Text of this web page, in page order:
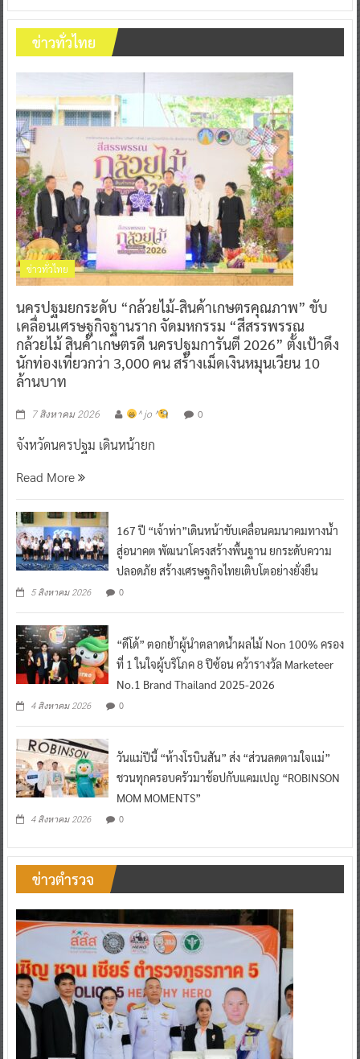
ข่าวทั่วไทย
ข่าวทั่วไทย
นครปฐมยกระดับ “กล้วยไม้-สินค้าเกษตรคุณภาพ” ขับ
เคลื่อนเศรษฐกิจฐานราก จัดมหกรรม “สีสรรพรรณ
กล้วยไม้ สินค้าเกษตรดี นครปฐมการันตี 2026” ตั้งเป้าดึง
นักท่องเที่ยวกว่า 3,000 คน สร้างเม็ดเงินหมุนเวียน 10
ล้านบาท
7 สิงหาคม 2026 ^ jo ^ 0
จังหวัดนครปฐม เดินหน้ายก
Read More
167 ปี “เจ้าท่า”เดินหน้าขับเคลื่อนคมนาคมทางน้ำ
สู่อนาคต พัฒนาโครงสร้างพื้นฐาน ยกระดับความ
ปลอดภัย สร้างเศรษฐกิจไทยเติบโตอย่างยั่งยืน
5 สิงหาคม 2026 0
“ดีโด้” ตอกย้ำผู้นำตลาดน้ำผลไม้ Non 100% ครอง
ที่ 1 ในใจผู้บริโภค 8 ปีซ้อน คว้ารางวัล Marketeer
No.1 Brand Thailand 2025-2026
4 สิงหาคม 2026 0
วันแม่ปีนี้ “ห้างโรบินสัน” ส่ง “ส่วนลดตามใจแม่”
ชวนทุกครอบครัวมาช้อปกับแคมเปญ “ROBINSON
MOM MOMENTS”
4 สิงหาคม 2026 0
ข่าวตำรวจ